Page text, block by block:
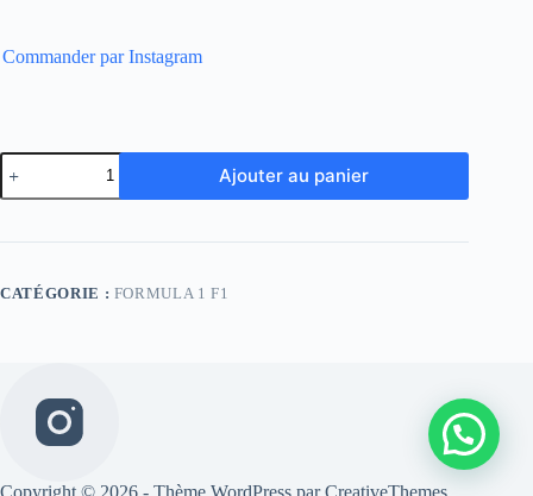
Commander par Instagram
quantité
de
Gilet
Bull
23
Ajouter au panier
CATÉGORIE : FORMULA 1 F1
Copyright © 2026 - Thème WordPress parCreativeThemes